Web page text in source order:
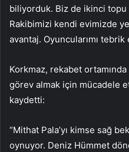
biliyorduk. Biz de ikinci topu
Rakibimizi kendi evimizde
avantaj. Oyuncularımı
Korkmaz, rekabet
görev almak için mücadele
kaydetti:
“Mithat Pala’yı kimse sağ
oynuyor. Deniz Hümmet